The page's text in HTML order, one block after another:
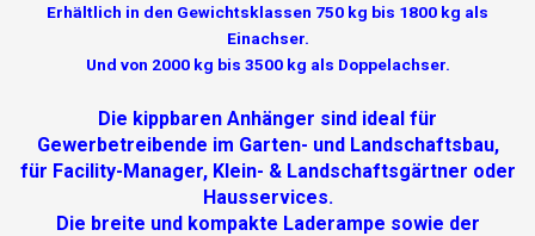
Erhältlich in den Gewichtsklassen 750 kg bis 1800 kg als
Einachser.
Und von 2000 kg bis 3500 kg als Doppelachser.
Die kippbaren Anhänger sind ideal für
Gewerbetreibende im Garten- und Landschaftsbau,
für Facility-Manager, Klein- & Landschaftsgärtner oder
Hausservices.
Die breite und kompakte Laderampe sowie der